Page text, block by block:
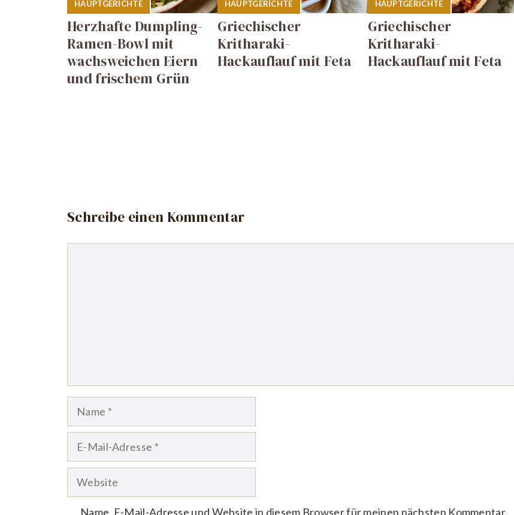
HAUPTGERICHTE
Herzhafte Dumpling-
Ramen-Bowl mit
wachsweichen Eiern
und frischem Grün
HAUPTGERICHTE
Griechischer
Kritharaki-
Hackauflauf mit Feta
HAUPTGERICHTE
Griechischer
Kritharaki-
Hackauflauf mit Feta
Schreibe einen Kommentar
Name
Mail-
Adresse
Website
Name, E-Mail-Adresse und Website in diesem Browser für meinen nächsten Kommentar